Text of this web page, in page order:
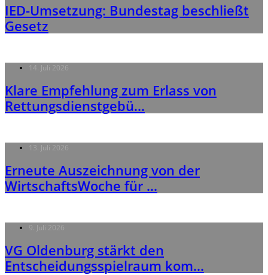
IED-Umsetzung: Bundestag beschließt
Gesetz
14. Juli 2026
Klare Empfehlung zum Erlass von
Rettungsdienstgebü...
13. Juli 2026
Erneute Auszeichnung von der
WirtschaftsWoche für ...
9. Juli 2026
VG Oldenburg stärkt den
Entscheidungsspielraum kom...